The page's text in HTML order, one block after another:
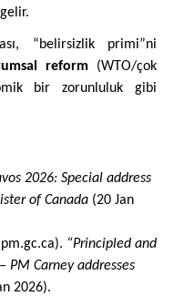
“belirsizlik primi”ni
reform (WTO/çok
bir zorunluluk gibi
2026: Special address
of Canada (20 Jan
“Principled and
PM Carney addresses
2026).